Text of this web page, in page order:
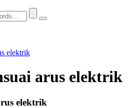
elektrik
arus elektrik
elektrik